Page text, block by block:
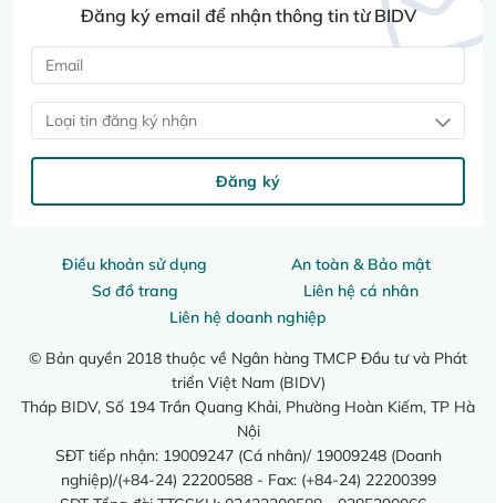
Điều khoản sử dụng
An toàn & Bảo mật
Sơ đồ trang
Liên hệ cá nhân
Liên hệ doanh nghiệp
© Bản quyền 2018 thuộc về Ngân hàng TMCP Đầu tư và Phát
triển Việt Nam (BIDV)
Tháp BIDV, Số 194 Trần Quang Khải, Phường Hoàn Kiếm, TP Hà
Nội
SĐT tiếp nhận: 19009247 (Cá nhân)/ 19009248 (Doanh
nghiệp)/(+84-24) 22200588 - Fax: (+84-24) 22200399
Đăng ký email để nhận thông tin từ BIDV
Loại tin đăng ký nhận
Đăng ký